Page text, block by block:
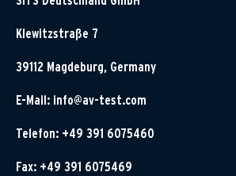
Klewitzstraße 7
39112 Magdeburg, Germany
E-Mail: info@av-test.com
Telefon: +49 391 6075460
Fax: +49 391 6075469